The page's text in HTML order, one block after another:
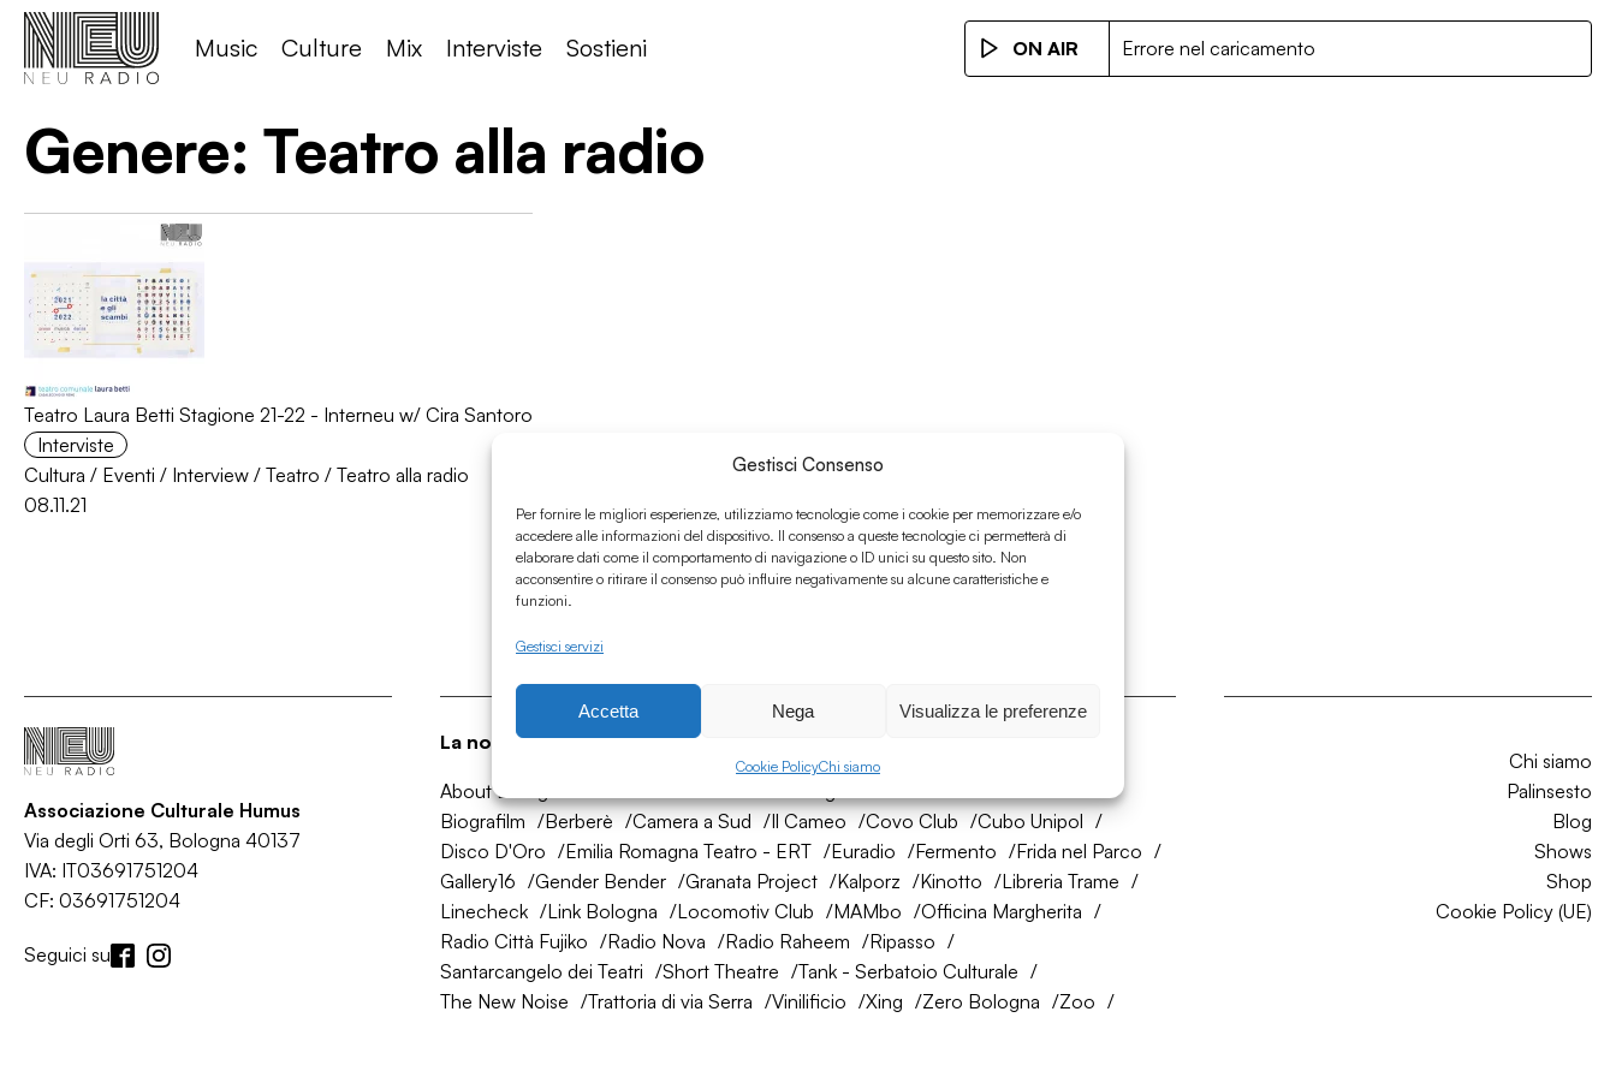
Gestisci Consenso
Per fornire le migliori esperienze, utilizziamo tecnologie come i cookie per memorizzare e/o
accedere alle informazioni del dispositivo. Il consenso a queste tecnologie ci permetterà di
elaborare dati come il comportamento di navigazione o ID unici su questo sito. Non
acconsentire o ritirare il consenso può influire negativamente su alcune caratteristiche e
funzioni.
Gestisci servizi
Accetta Nega Visualizza le preferenze
Cookie PolicyChi siamo
Music Culture Mix Interviste Sostieni ON AIR Errore nel caricamento
Genere: Teatro alla radio
Teatro Laura Betti Stagione 21-22 - Interneu w/ Cira Santoro
Interviste
Cultura / Eventi / Interview / Teatro / Teatro alla radio
08.11.21
Associazione Culturale Humus
Via degli Orti 63, Bologna 40137
IVA: IT03691751204
CF: 03691751204
Seguici su
La nostra rete di amici
About Bologna
Biografilm
Berberè Camera a Sud Il Cameo Covo Club
Cubo Unipol
Disco D'Oro
Emilia Romagna Teatro - ERT Euradio Fermento
Frida nel Parco
Gallery16
Gender Bender Granata Project Kalporz Kinotto
Libreria Trame
Linecheck
Link Bologna Locomotiv Club MAMbo
Officina Margherita
Radio Città Fujiko
Radio Nova Radio Raheem
Ripasso
Santarcangelo dei Teatri
Short Theatre
Tank - Serbatoio Culturale
The New Noise
Trattoria di via Serra Vinilificio Xing Zero Bologna Zoo
Chi siamo
Palinsesto
Blog
Shows
Shop
Cookie Policy (UE)